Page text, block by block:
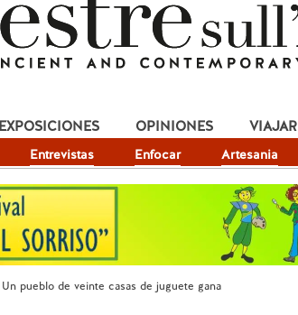
Entrevistas Enfocar Artesania
OPINIONES VIAJAR
pueblo de veinte casas de juguete gana